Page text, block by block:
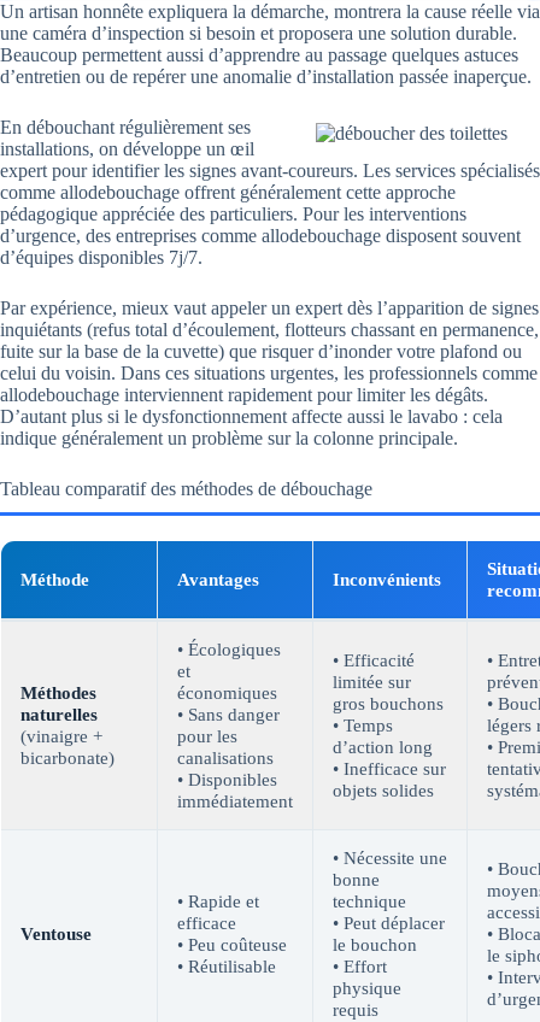
Un artisan honnête expliquera la démarche, montrera la cause réelle via
une caméra d’inspection si besoin et proposera une solution durable.
Beaucoup permettent aussi d’apprendre au passage quelques astuces
d’entretien ou de repérer une anomalie d’installation passée inaperçue.
En débouchant régulièrement ses
installations, on développe un œil
expert pour identifier les signes avant-coureurs. Les services spécialisés
comme allodebouchage offrent généralement cette approche
pédagogique appréciée des particuliers. Pour les interventions
d’urgence, des entreprises comme allodebouchage disposent souvent
d’équipes disponibles 7j/7.
Par expérience, mieux vaut appeler un expert dès l’apparition de signes
inquiétants (refus total d’écoulement, flotteurs chassant en permanence,
fuite sur la base de la cuvette) que risquer d’inonder votre plafond ou
celui du voisin. Dans ces situations urgentes, les professionnels comme
allodebouchage interviennent rapidement pour limiter les dégâts.
D’autant plus si le dysfonctionnement affecte aussi le lavabo : cela
indique généralement un problème sur la colonne principale.
Tableau comparatif des méthodes de débouchage
Méthode Avantages Inconvénients
Méthodes
naturelles
(vinaigre +
bicarbonate)
• Écologiques
et
économiques
• Sans danger
pour les
canalisations
• Disponibles
immédiatement
• Efficacité
limitée sur
gros bouchons
• Temps
d’action long
• Inefficace sur
objets solides
•
•
légers
•
Ventouse
• Rapide et
efficace
• Peu coûteuse
• Réutilisable
• Nécessite une
bonne
technique
• Peut déplacer
le bouchon
• Effort
physique
requis
•
•
le
•